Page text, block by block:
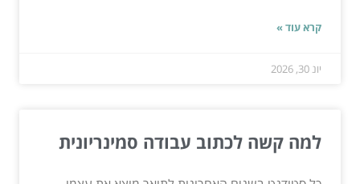
קרא עוד »
יונ 30, 2026
למה קשה לכתוב עבודה סמינריונית